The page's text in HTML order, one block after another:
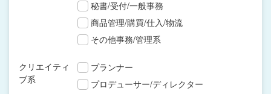
秘書/受付/一般事務
商品管理/購買/仕入/物流
その他事務/管理系
クリエイティ
ブ系
プランナー
プロデューサー/ディレクター